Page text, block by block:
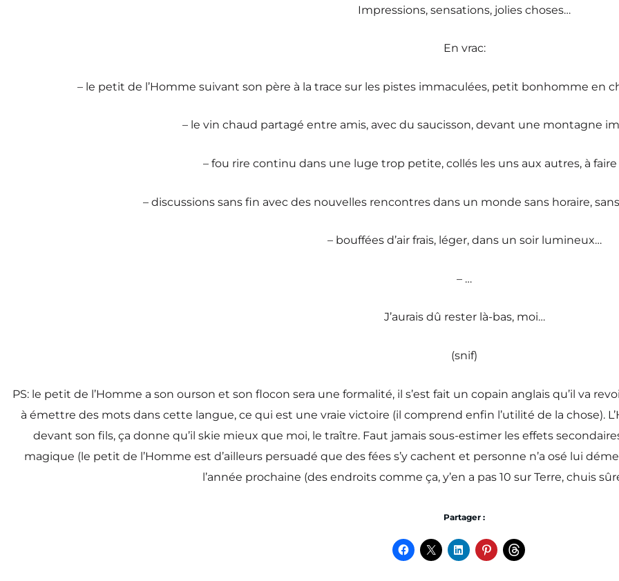
Impressions, sensations, jolies choses…
En vrac:
– le petit de l’Homme suivant son père à la trace sur les pistes immaculées, petit bonhomme en
– le vin chaud partagé entre amis, avec du saucisson, devant une montagne
– fou rire continu dans une luge trop petite, collés les uns aux autres, à
– discussions sans fin avec des nouvelles rencontres dans un monde sans horaire,
– bouffées d’air frais, léger, dans un soir lumineux…
– …
J’aurais dû rester là-bas, moi…
(snif)
PS: le petit de l’Homme a son ourson et son flocon sera une formalité, il s’est fait un copain anglais qu’il va
à émettre des mots dans cette langue, ce qui est une vraie victoire (il comprend enfin l’utilité de la chose).
devant son fils, ça donne qu’il skie mieux que moi, le traître. Faut jamais sous-estimer les effets
magique (le petit de l’Homme est d’ailleurs persuadé que des fées s’y cachent et personne n’a osé lui
l’année prochaine (des endroits comme ça, y’en a pas 10 sur Terre, chuis
Partager :